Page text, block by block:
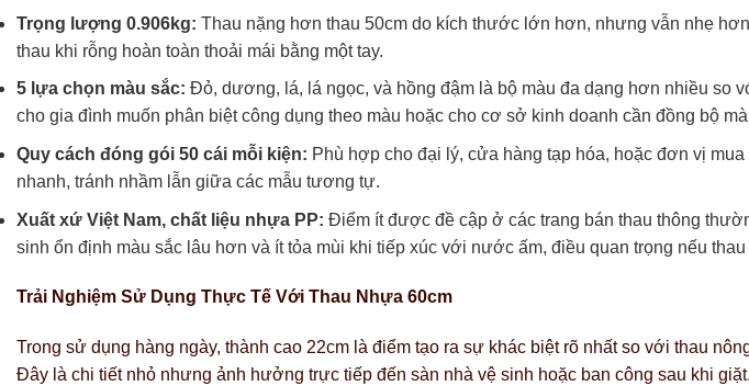
Trọng lượng 0.906kg: Thau nặng hơn thau 50cm do kích thước lớn hơn, nhưng vẫn nhẹ
thau khi rỗng hoàn toàn thoải mái bằng một tay.
5 lựa chọn màu sắc: Đỏ, dương, lá, lá ngọc, và hồng đậm là bộ màu đa dạng hơn nhiều
cho gia đình muốn phân biệt công dụng theo màu hoặc cho cơ sở kinh doanh cần đồng bộ
Quy cách đóng gói 50 cái mỗi kiện: Phù hợp cho đại lý, cửa hàng tạp hóa, hoặc đơn vị
nhanh, tránh nhầm lẫn giữa các mẫu tương tự.
Xuất xứ Việt Nam, chất liệu nhựa PP: Điểm ít được đề cập ở các trang bán thau thông
sinh ổn định màu sắc lâu hơn và ít tỏa mùi khi tiếp xúc với nước ấm, điều quan trọng nếu
Trải Nghiệm Sử Dụng Thực Tế Với Thau Nhựa 60cm
Trong sử dụng hàng ngày, thành cao 22cm là điểm tạo ra sự khác biệt rõ nhất so với thau
Đây là chi tiết nhỏ nhưng ảnh hưởng trực tiếp đến sàn nhà vệ sinh hoặc ban công sau khi giặt.